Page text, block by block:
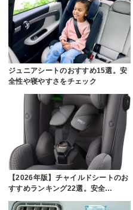
ジュニアシートのおすすめ15選。安
全性や寝やすさをチェック
【2026年版】チャイルドシートのお
すすめランキング22選。安全…